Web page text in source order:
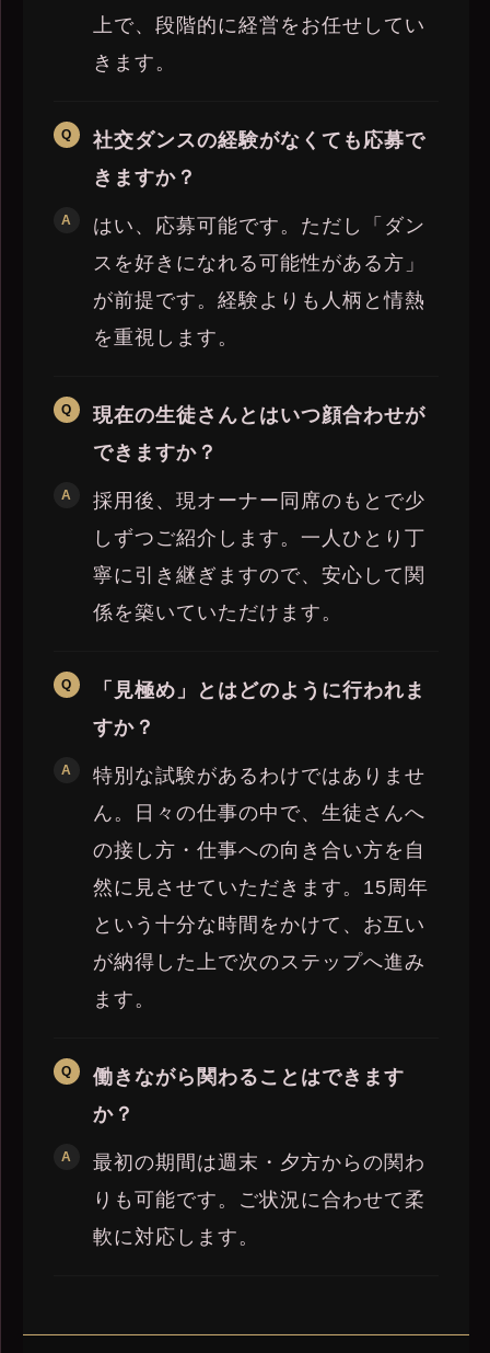
上で、段階的に経営をお任せしてい
きます。
社交ダンスの経験がなくても応募で
きますか？
はい、応募可能です。ただし「ダン
スを好きになれる可能性がある方」
が前提です。経験よりも人柄と情熱
を重視します。
現在の生徒さんとはいつ顔合わせが
できますか？
採用後、現オーナー同席のもとで少
しずつご紹介します。一人ひとり丁
寧に引き継ぎますので、安心して関
係を築いていただけます。
「見極め」とはどのように行われま
すか？
特別な試験があるわけではありませ
ん。日々の仕事の中で、生徒さんへ
の接し方・仕事への向き合い方を自
然に見させていただきます。15周年
という十分な時間をかけて、お互い
が納得した上で次のステップへ進み
ます。
働きながら関わることはできます
か？
最初の期間は週末・夕方からの関わ
りも可能です。ご状況に合わせて柔
軟に対応します。